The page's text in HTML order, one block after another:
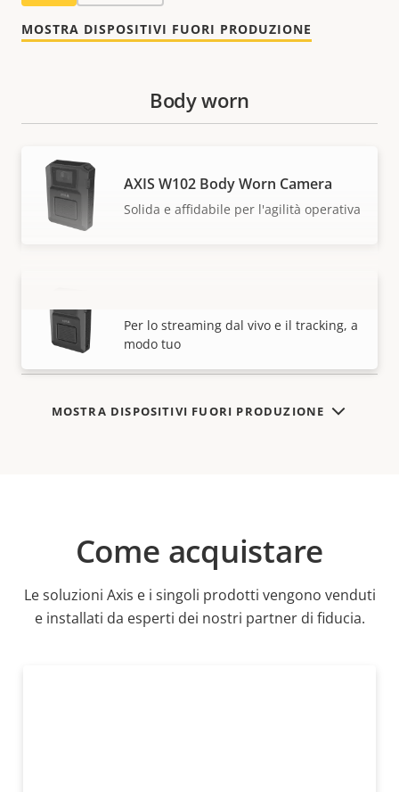
MOSTRA DISPOSITIVI FUORI PRODUZIONE
VISUALIZZA DI PIÙ
Body worn
AXIS W102 Body Worn Camera
Solida e affidabile per l'agilità operativa
Per lo streaming dal vivo e il tracking, a
modo tuo
MOSTRA DISPOSITIVI FUORI PRODUZIONE
Come acquistare
Le soluzioni Axis e i singoli prodotti vengono venduti
e installati da esperti dei nostri partner di fiducia.